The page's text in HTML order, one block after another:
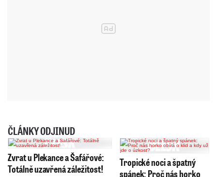
ČLÁNKY ODJINUD
Zvrat u Plekance a Šafářové:
Totálně uzavřená záležitost!
Tropické noci a špatný
spánek: Proč nás horko